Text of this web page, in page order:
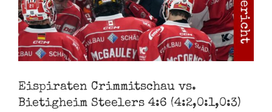
Eispiraten Crimmitschau vs.
Bietigheim Steelers 4:6 (4:2,0:1,0:3)